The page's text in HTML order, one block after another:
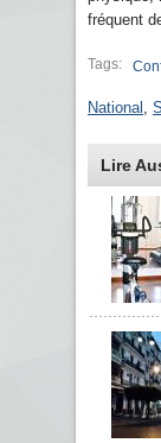
fréquent
Tags:
National
Lire